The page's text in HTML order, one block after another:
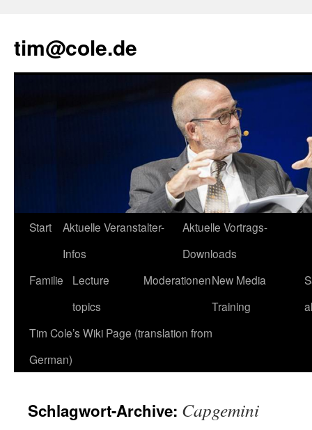
tim@cole.de
Start
Aktuelle Veranstalter-
Infos
Aktuelle Vortrags-
Downloads
Familie
Lecture
topics
ModerationenNew Media
Training
Tim Cole’s Wiki Page (translation from
German)
Schlagwort-Archive: Capgemini